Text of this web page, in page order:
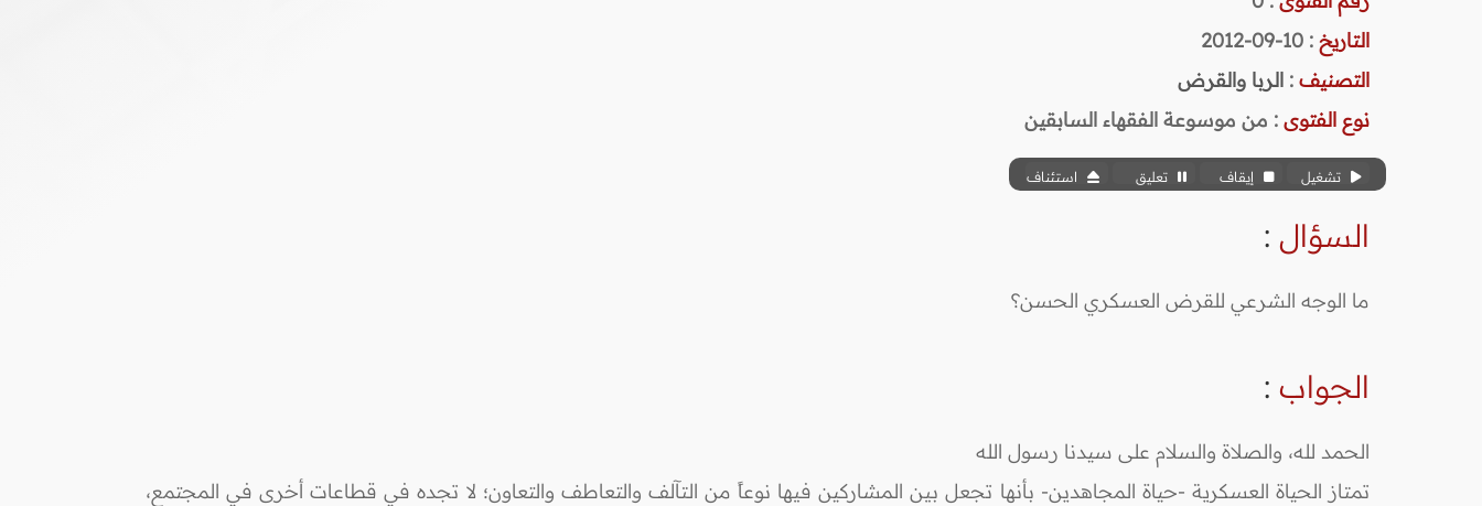
التاريخ : 10-09-2012
التصنيف : الربا والقرض
نوع الفتوى : من موسوعة الفقهاء السابقين
تشغيل إيقاف تعليق استئناف
السؤال :
ما الوجه الشرعي للقرض العسكري الحسن؟
الجواب :
الحمد لله، والصلاة والسلام على سيدنا رسول الله
تمتاز الحياة العسكرية -حياة المجاهدين- بأنها تجعل بين المشاركين فيها نوعاً من التآلف والتعاطف والتعاون؛ لا تجده في قطاعات أخرى في المجتمع،